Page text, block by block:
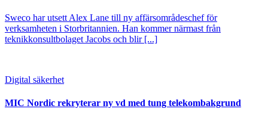
Sweco har utsett Alex Lane till ny affärsområdeschef för
verksamheten i Storbritannien. Han kommer närmast från
teknikkonsultbolaget Jacobs och blir [...]
Digital säkerhet
MIC Nordic rekryterar ny vd med tung telekombakgrund